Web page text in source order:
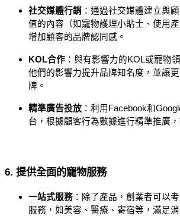
社交媒體行銷 ：通過社交媒體建立與
值的內容（如寵物護理小貼士、使用
增加顧客的品牌認同感。
KOL合作 ：與有影響力的KOL或寵物
他們的影響力提升品牌知名度，並讓
牌。
精準廣告投放 ：利用Facebook和
台，根據顧客行為數據進行精準推廣
6. 提供全面的寵物服務
一站式服務 ：除了產品，創業者可以
服務，如美容、醫療、寄宿等，滿足